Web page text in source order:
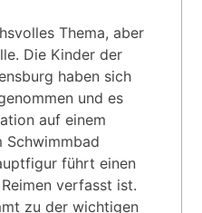
Thema, aber
Die Kinder der
haben sich
und es
auf einem
Schwimmbad
führt einen
verfasst ist.
zu der wichtigen